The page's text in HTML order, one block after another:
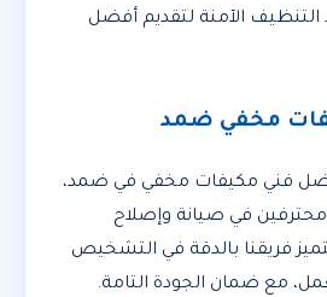
الآمنة لتقديم أفضل
مخفي ضمد
فني مكيفات مخفي في ضمد،
في صيانة وإصلاح
فريقنا بالدقة في التشخيص
مع ضمان الجودة التامة.